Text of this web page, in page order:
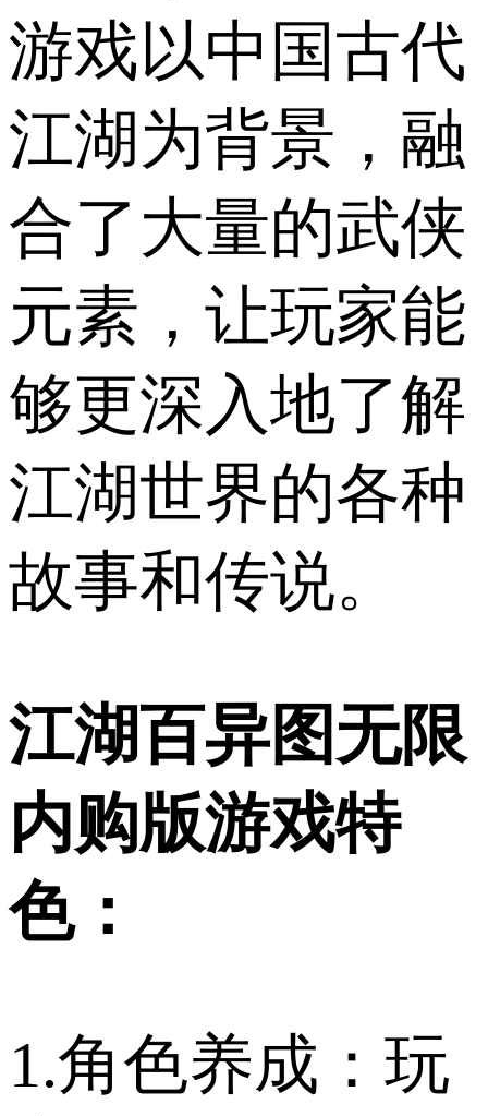
游戏以中国古代
江湖为背景，融
合了大量的武侠
元素，让玩家能
够更深入地了解
江湖世界的各种
故事和传说。
江湖百异图无限
内购版游戏特
色：
1.角色养成：玩